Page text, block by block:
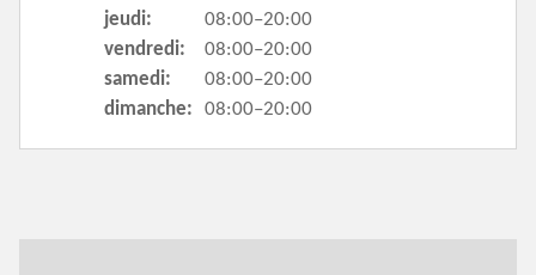
jeudi:
08:00–20:00
vendredi:
08:00–20:00
samedi:
08:00–20:00
dimanche:
08:00–20:00